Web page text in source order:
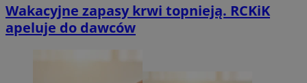
Wakacyjne zapasy krwi topnieją. RCKiK
apeluje do dawców